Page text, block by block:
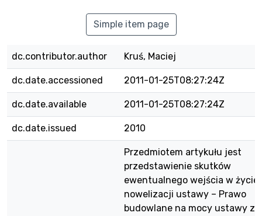
Simple item page
dc.contributor.author Kruś, Maciej
dc.date.accessioned 2011-01-25T08:27:24Z
dc.date.available 2011-01-25T08:27:24Z
dc.date.issued 2010
Przedmiotem artykułu jest
przedstawienie skutków
ewentualnego wejścia w życie
nowelizacji ustawy – Prawo
budowlane na mocy ustawy z